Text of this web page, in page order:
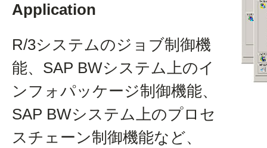
Application
R/3システムのジョブ制御機
能、SAP BWシステム上のイ
ンフォパッケージ制御機能、
SAP BWシステム上のプロセ
スチェーン制御機能など、